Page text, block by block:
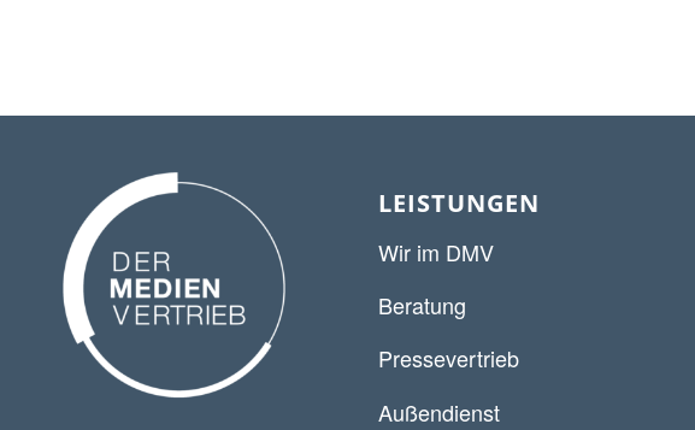
LEISTUNGEN
Wir im DMV
Beratung
Pressevertrieb
Außendienst